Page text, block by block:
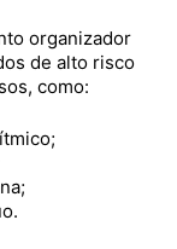
organizador
de alto risco
como: